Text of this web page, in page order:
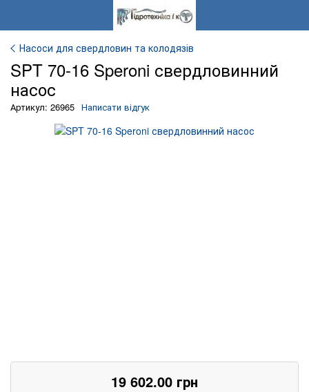
Насоси для свердловин та колодязів
SPT 70-16 Speroni свердловинний
насос
Артикул: 26965 Написати відгук
19 602.00 грн